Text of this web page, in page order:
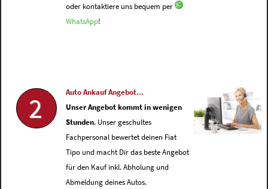
oder kontaktiere uns bequem per
WhatsApp!
2
Auto Ankauf Angebot...
Unser Angebot kommt in wenigen
Stunden. Unser geschultes
Fachpersonal bewertet deinen Fiat
Tipo und macht Dir das beste Angebot
für den Kauf inkl. Abholung und
Abmeldung deines Autos.